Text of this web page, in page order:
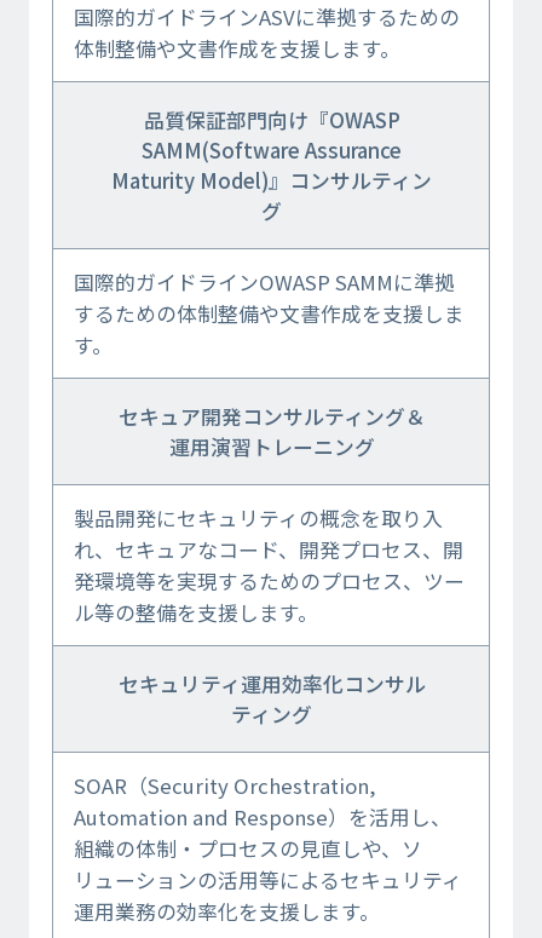
国際的ガイドラインASVに準拠するための
体制整備や文書作成を支援します。
品質保証部門向け『OWASP
SAMM(Software Assurance
Maturity Model)』コンサルティン
グ
国際的ガイドラインOWASP SAMMに準拠
するための体制整備や文書作成を支援しま
す。
セキュア開発コンサルティング＆
運用演習トレーニング
製品開発にセキュリティの概念を取り入
れ、セキュアなコード、開発プロセス、開
発環境等を実現するためのプロセス、ツー
ル等の整備を支援します。
セキュリティ運用効率化コンサル
ティング
SOAR（Security Orchestration,
Automation and Response）を活用し、
組織の体制・プロセスの見直しや、ソ
リューションの活用等によるセキュリティ
運用業務の効率化を支援します。